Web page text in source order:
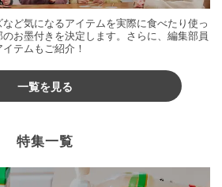
ど気になるアイテムを実際に食べたり使っ
お墨付きを決定します。さらに、編集部員
テムもご紹介！
一覧を見る
特集一覧